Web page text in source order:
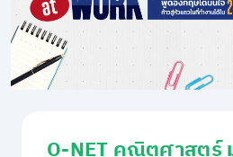
O-NET คณิตศาสตร์